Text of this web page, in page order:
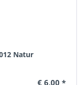
Natur
€ 6,00 *